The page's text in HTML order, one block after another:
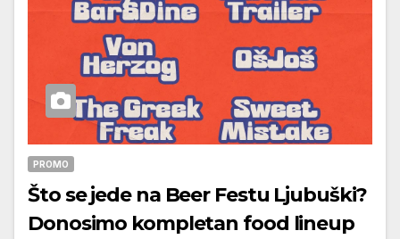
PROMO
Što se jede na Beer Festu Ljubuški?
Donosimo kompletan food lineup